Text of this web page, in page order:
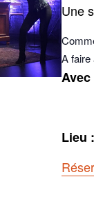
Une
A faire
Avec
Lieu :